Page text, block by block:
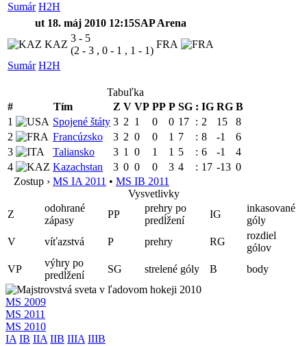
Sumár H2H
ut 18. máj 2010 12:15SAP Arena
Sumár H2H
KAZ
3 - 5
(2 - 3 , 0 - 1 , 1 - 1)
FRA
Tabuľka
#
Tím Z V VP PP P SG : IG RG B
1
Spojené štáty 3 2 1 0 0 17 : 2 15
8
2
Francúzsko 3 2 0 0 1 7 : 8 -1
6
3
Taliansko 3 1 0 1 1 5 : 6 -1
4
4
Kazachstan 3 0 0 0 3 4 : 17 -13 0
Zostup › MS IA 2011 • MS IB 2011
Vysvetlivky
Z
odohrané
zápasy
PP
prehry po
predĺžení
IG
inkasované
góly
V
víťazstvá P prehry RG
rozdiel
gólov
VP
výhry po
predĺžení
SG strelené góly B body
MS 2009
MS 2011
MS 2010
IA IB IIA IIB IIIA IIIB